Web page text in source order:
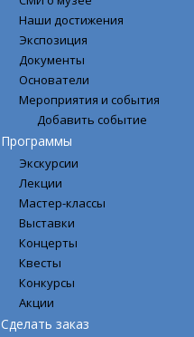
Наши достижения
Экспозиция
Документы
Основатели
Мероприятия и события
Добавить событие
Программы
Экскурсии
Лекции
Мастер-классы
Выставки
Концерты
Квесты
Конкурсы
Акции
Сделать заказ